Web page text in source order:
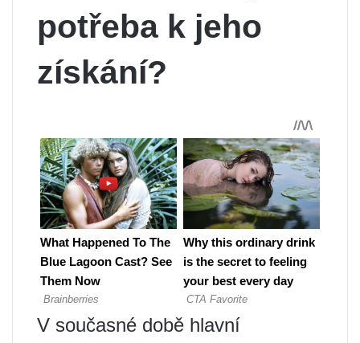
potřeba k jeho
získání?
V současné době hlavní